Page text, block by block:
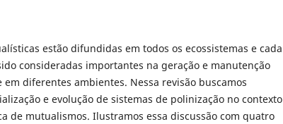
estão difundidas em todos os ecossistemas e cada
consideradas importantes na geração e manutenção
em diferentes ambientes. Nessa revisão buscamos
e evolução de sistemas de polinização no contexto
de mutualismos. Ilustramos essa discussão com quatro